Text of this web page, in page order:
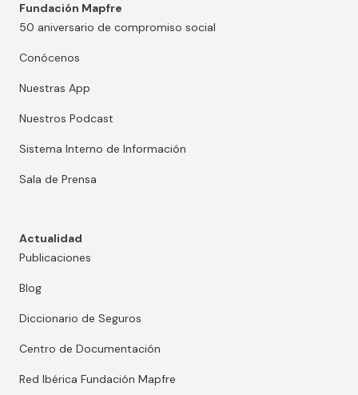
Fundación Mapfre
50 aniversario de compromiso social
Conócenos
Nuestras App
Nuestros Podcast
Sistema Interno de Información
Sala de Prensa
Actualidad
Publicaciones
Blog
Diccionario de Seguros
Centro de Documentación
Red Ibérica Fundación Mapfre